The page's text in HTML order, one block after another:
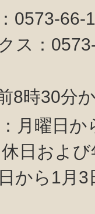
0573-
ス：
8時30分
月曜日か
日およ
から1月